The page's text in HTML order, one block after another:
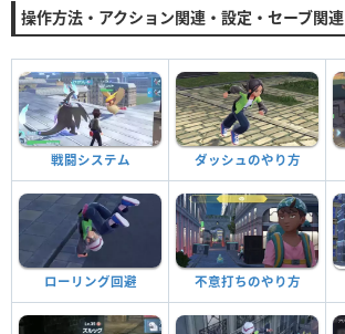
操作方法・アクション関連・設定・セーブ関連
戦闘システム ダッシュのやり方
ローリング回避 不意打ちのやり方